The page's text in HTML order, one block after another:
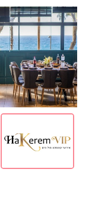
הכרם
הכרם
נוף פתוח
עד 140 איש.
עד 140 איש